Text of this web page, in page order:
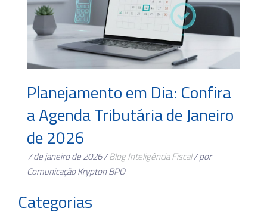
Planejamento em Dia: Confira
a Agenda Tributária de Janeiro
de 2026
7 de janeiro de 2026 /BlogInteligência Fiscal/ por
Comunicação Krypton BPO
Categorias